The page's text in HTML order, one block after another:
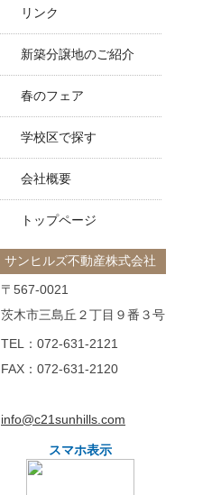
リンク
新築分譲地のご紹介
春のフェア
学校区で探す
会社概要
トップページ
サンヒルズ不動産株式会社
〒567-0021
茨木市三島丘２丁目９番３号
TEL： 072-631-2121
FAX：072-631-2120
info@c21sunhills.com
スマホ表示